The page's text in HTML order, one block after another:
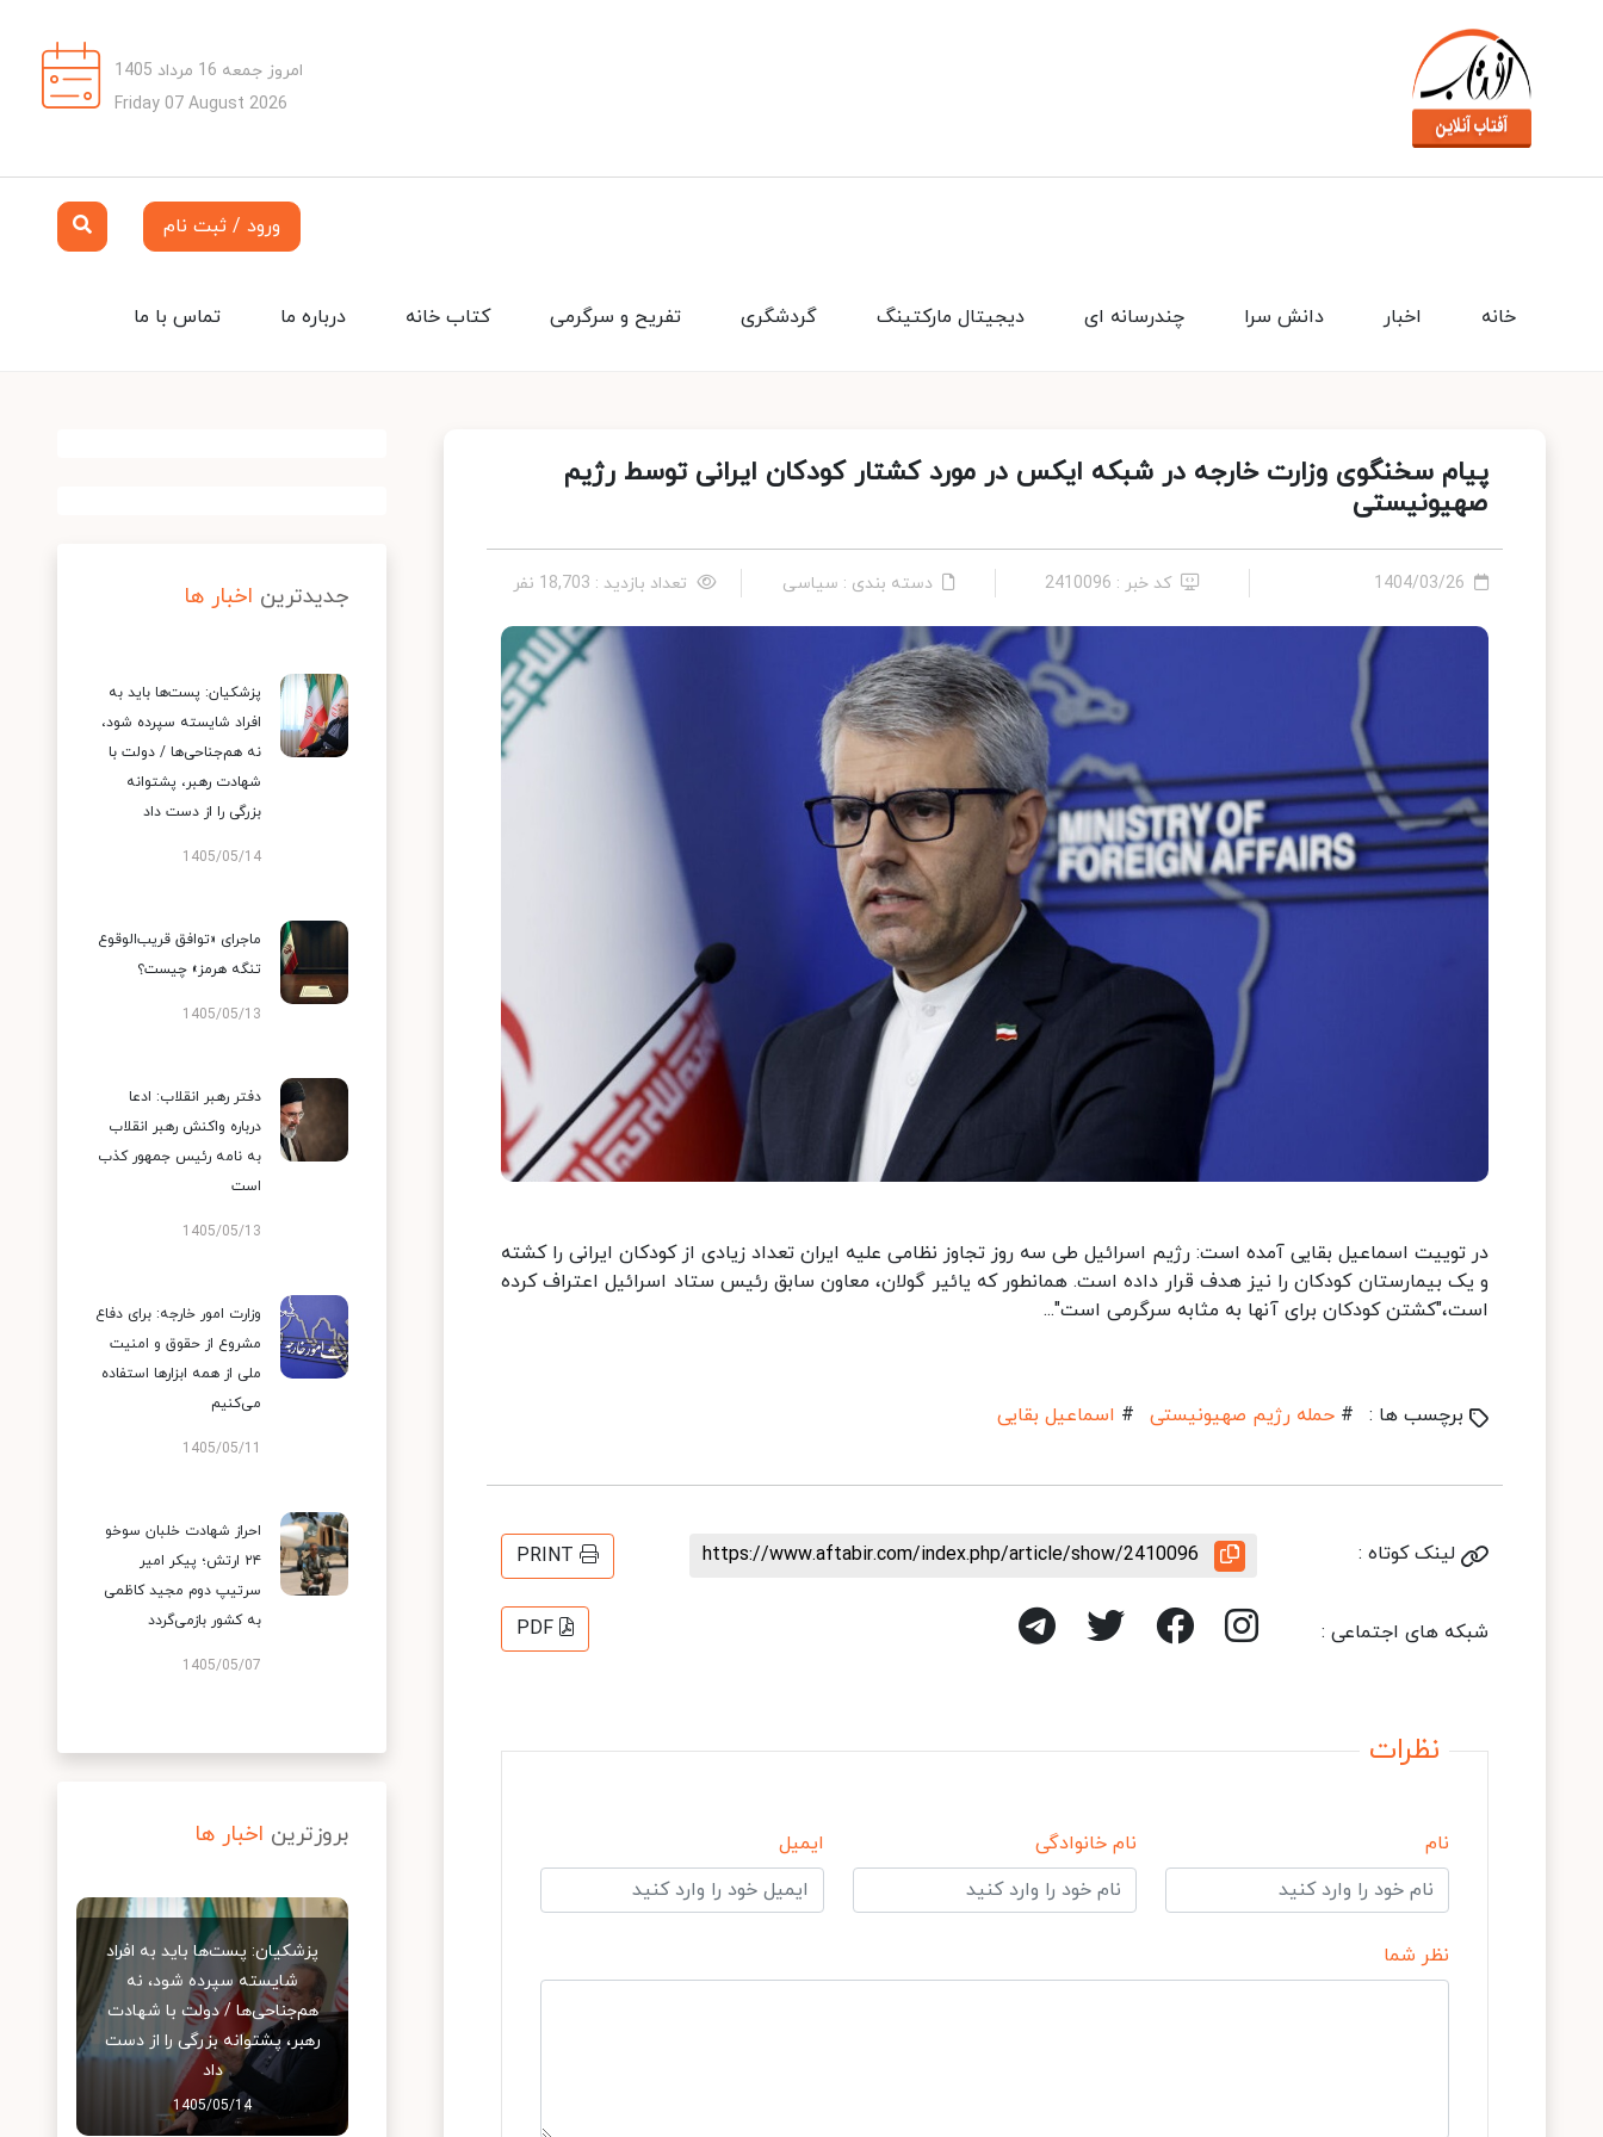
امروز جمعه 16 مرداد 1405
Friday 07 August 2026
ورود / ثبت نام
تماس با ما درباره ما کتاب خانه تفریح و سرگرمی گردشگری دیجیتال مارکتینگ چندرسانه ای دانش سرا اخبار خانه
پیام سخنگوی وزارت خارجه در شبکه ایکس در مورد کشتار کودکان ایرانی توسط رژیم
صهیونیستی
1404/03/26 کد خبر : 2410096 دسته بندی : سیاسی تعداد بازدید : 18,703 نفر
در توییت اسماعیل بقایی آمده است: رژیم اسرائیل طی سه روز تجاوز نظامی علیه ایران تعداد زیادی از کودکان ایرانی را کشته
و یک بیمارستان کودکان را نیز هدف قرار داده است. همانطور که یائیر گولان، معاون سابق رئیس ستاد اسرائیل اعتراف کرده
است،"کشتن کودکان برای آنها به مثابه سرگرمی است"...
برچسب ها : # حمله رژیم صهیونیستی # اسماعیل بقایی
لینک کوتاه : https://www.aftabir.com/index.php/article/show/2410096
PRINT
شبکه های اجتماعی : PDF
نظرات
نام نام خانوادگی ایمیل
نظر شما
جدیدترین اخبار ها
پزشکیان: پست‌ها باید به
افراد شایسته سپرده شود،
نه هم‌جناحی‌ها / دولت با
شهادت رهبر، پشتوانه
بزرگی را از دست داد
1405/05/14
ماجرای «توافق قریب‌الوقوع
تنگه هرمز» چیست؟
1405/05/13
دفتر رهبر انقلاب: ادعا
درباره واکنش رهبر انقلاب
به نامه رئیس جمهور کذب
است
1405/05/13
وزارت امور خارجه: برای دفاع
مشروع از حقوق و امنیت
ملی از همه ابزارها استفاده
می‌کنیم
1405/05/11
احراز شهادت خلبان سوخو
۲۴ ارتش؛ پیکر امیر
سرتیپ دوم مجید کاظمی
به کشور بازمی‌گردد
1405/05/07
بروزترین اخبار ها
پزشکیان: پست‌ها باید به افراد
شایسته سپرده شود، نه
هم‌جناحی‌ها / دولت با شهادت
رهبر، پشتوانه بزرگی را از دست
داد
1405/05/14